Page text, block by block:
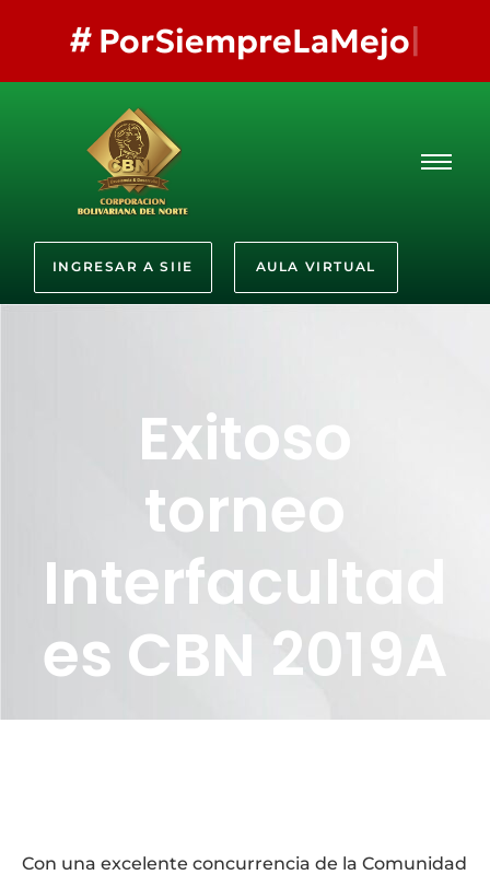
#PorSiempreLaMejor
INGRESAR A SIIE AULA VIRTUAL
Exitoso
torneo
Interfacultad
es CBN 2019A
Con una excelente concurrencia de la Comunidad